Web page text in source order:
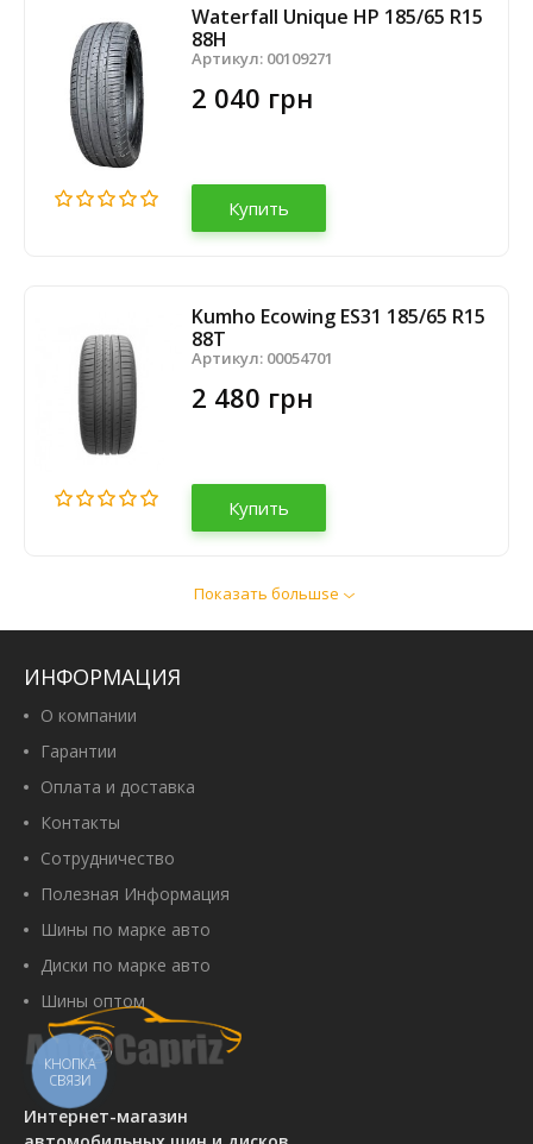
Waterfall Unique HP 185/65 R15
88H
Артикул: 00109271
2 040 грн
Купить
Kumho Ecowing ES31 185/65 R15
88T
Артикул: 00054701
2 480 грн
Купить
185/65 R15 88H
Артикул:
2 790 грн
Показать большsе
Интернет-магазин
ИНФОРМАЦИЯ
О компании
Гарантии
Оплата и доставка
Контакты
Сотрудничество
Полезная Информация
Шины по марке авто
Диски по марке авто
Шины оптом
КНОПКА
СВЯЗИ